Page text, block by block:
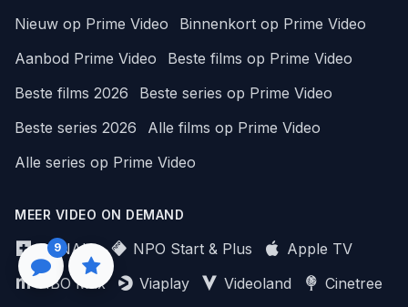
9
Nieuw op Prime Video
Binnenkort op Prime Video
Aanbod Prime Video
Beste films op Prime Video
Beste films 2026
Beste series op Prime Video
Beste series 2026
Alle films op Prime Video
Alle series op Prime Video
MEER VIDEO ON DEMAND
CANAL+ NPO Start & Plus
Apple TV
HBO Max
Viaplay Videoland Cinetree